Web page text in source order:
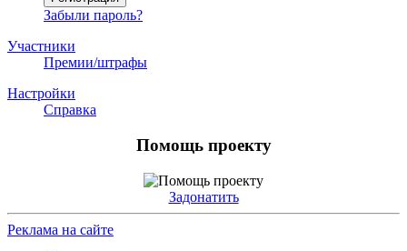
Забыли пароль?
Участники
Премии/штрафы
Настройки
Справка
Помощь проекту
Задонатить
Реклама на сайте